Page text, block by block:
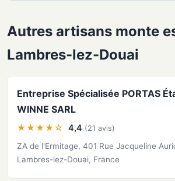
Autres artisans monte
Lambres-lez-Douai
Entreprise Spécialisée PORTAS
WINNE SARL
★★★★☆ 4,4 (21 avis)
ZA de l'Ermitage, 401 Rue Jacqueline
Lambres-lez-Douai, France